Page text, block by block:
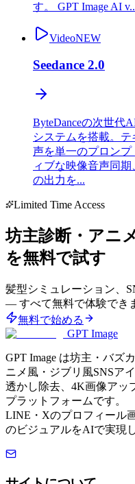
す。 GPT Image AI
VideoNEW
Seedance 2.0
ByteDanceの次世代
システムを搭載。
声を単一のプロン
ィブな映像音声同
の出力を...
Limited Time Access
坊主診断・アニ
を無料で試す
髪型シミュレーション、
— すべて無料で体験でき
無料で始める
GPT Image
GPT Image は坊主・バズ
ニメ風・ジブリ風SNSア
透かし除去、4K画像アッ
プラットフォームです。
LINE・Xのプロフィール
のビジュアルをAIで実現